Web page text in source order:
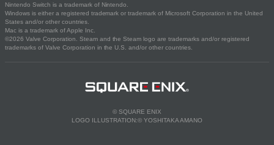
Nintendo Switch is a trademark of Nintendo.
Windows is either a registered trademark or trademark of Microsoft Corporation in the United
States and/or other countries.
Mac is a trademark of Apple Inc.
©2026 Valve Corporation. Steam and the Steam logo are trademarks and/or registered
trademarks of Valve Corporation in the U.S. and/or other countries.
© SQUARE ENIX
LOGO ILLUSTRATION:© YOSHITAKA AMANO